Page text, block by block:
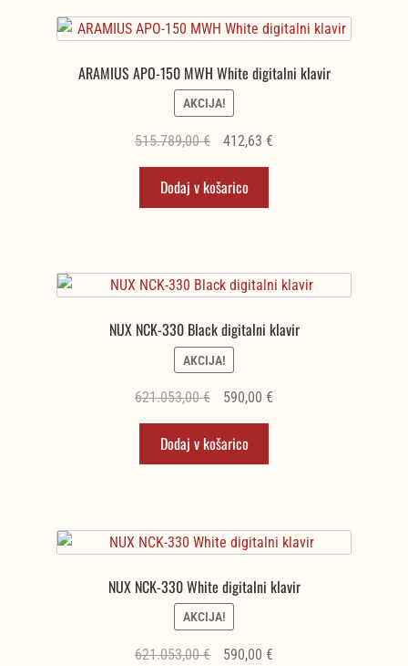
ARAMIUS APO-150 MWH White digitalni klavir
AKCIJA!
515.789,00€
Izvirna
cena
je
bila:
412,63 €Trenutna
Dodaj v košarico
NUX NCK-330 Black digitalni klavir
AKCIJA!
621.053,00€
Izvirna
cena
je
bila:
590,00 €Trenutna
Dodaj v košarico
NUX NCK-330 White digitalni klavir
AKCIJA!
621.053,00€
Izvirna
590,00 €Trenutna